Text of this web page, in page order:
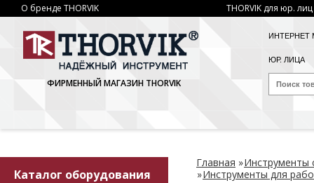
О бренде THORVIK THORVIK для юр. лиц
ФИРМЕННЫЙ МАГАЗИН THORVIK
ИНТЕРНЕТ
ЮР. ЛИЦА
Каталог оборудования
Главная »Инструменты
»Инструменты для